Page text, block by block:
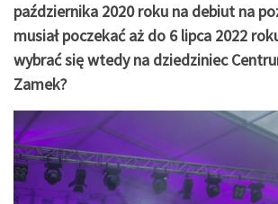
października 2020 roku na debiut na
musiał poczekać aż do 6 lipca 2022
wybrać się wtedy na dziedziniec
Zamek?